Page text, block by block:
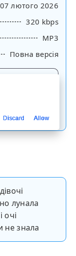
07 лютого 2026
320 kbps
MP3
Повна версія
лунала
очі
не знала
Discard Allow